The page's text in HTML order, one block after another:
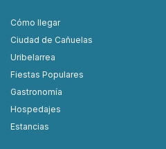
Cómo llegar
Ciudad de Cañuelas
Uribelarrea
Fiestas Populares
Gastronomía
Hospedajes
Estancias